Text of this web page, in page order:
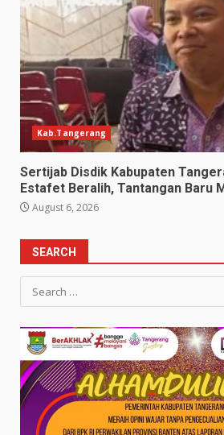
Kab.Tangerang
Sertijab Disdik Kabupaten
Estafet Beralih, Tantangan Baru
August 6, 2026
SEARCH
Search
for: